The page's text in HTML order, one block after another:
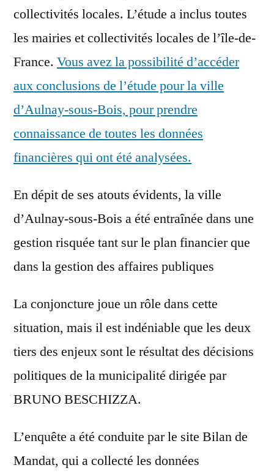
collectivités locales. L’étude a inclus toutes
les mairies et collectivités locales de l’île-de-
France. Vous avez la possibilité d’accéder
aux conclusions de l’étude pour la ville
d’Aulnay-sous-Bois, pour prendre
connaissance de toutes les données
financières qui ont été analysées.
En dépit de ses atouts évidents, la ville
d’Aulnay-sous-Bois a été entraînée dans une
gestion risquée tant sur le plan financier que
dans la gestion des affaires publiques
La conjoncture joue un rôle dans cette
situation, mais il est indéniable que les deux
tiers des enjeux sont le résultat des décisions
politiques de la municipalité dirigée par
BRUNO BESCHIZZA.
L’enquête a été conduite par le site Bilan de
Mandat, qui a collecté les données